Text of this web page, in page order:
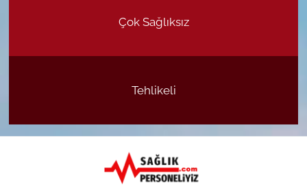
Çok Sağlıksız
Tehlikeli